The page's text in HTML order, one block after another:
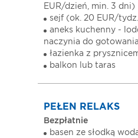
EUR/dzień, min. 3 dni)
sejf (ok. 20 EUR/
aneks kuchenny -
naczynia do
łazienka z
balkon lub taras
PEŁEN RELAKS
Bezpłatnie
basen ze słodką